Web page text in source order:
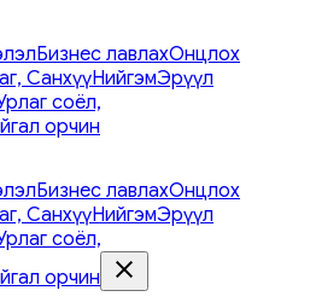
Бизнес лавлахОнцлох
СанхүүНийгэмЭрүүл
соёл,
орчин
Бизнес лавлахОнцлох
СанхүүНийгэмЭрүүл
соёл,
орчин